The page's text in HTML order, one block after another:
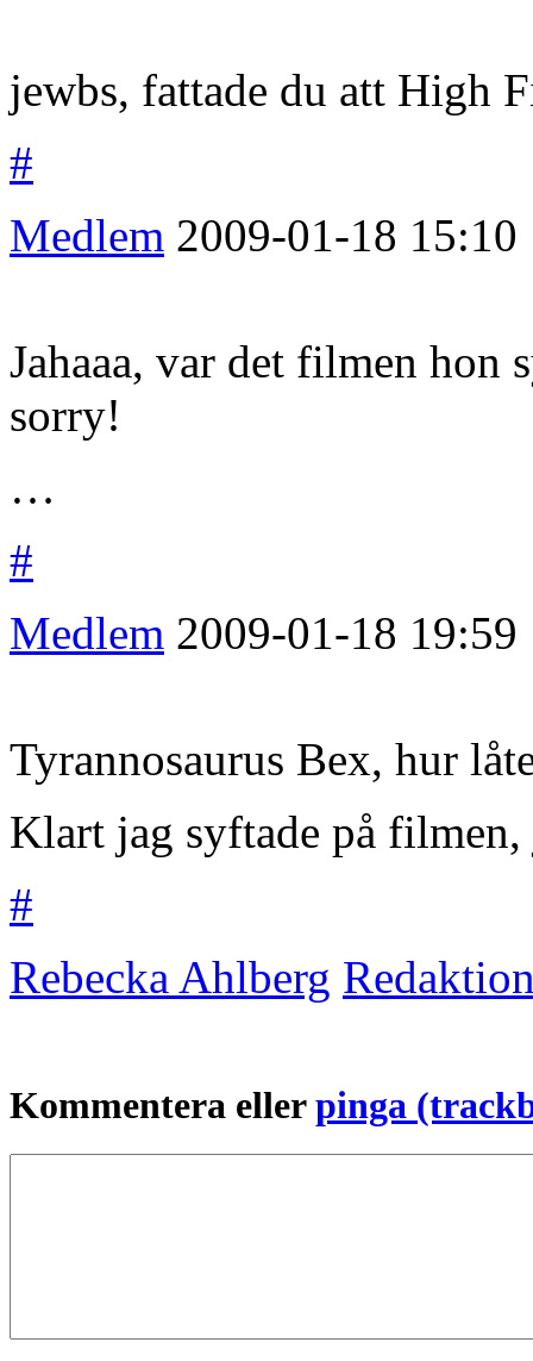
jewbs, fattade du att High
#
Medlem 2009-01-18 15:10
Jahaaa, var det filmen hon
sorry!
…
#
Medlem 2009-01-18 19:59
Tyrannosaurus Bex, hur
Klart jag syftade på
#
Rebecka Ahlberg
Kommentera ellerpinga